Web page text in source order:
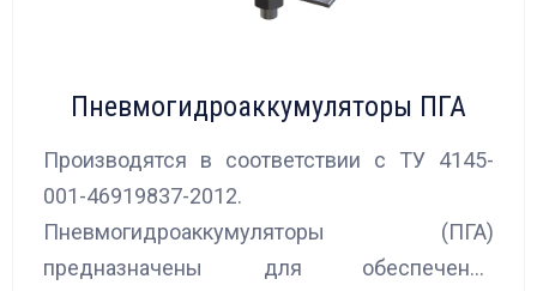
Пневмогидроаккумуляторы ПГА
Производятся в соответствии с ТУ 4145-
001-46919837-2012.
Пневмогидроаккумуляторы (ПГА)
предназначены для обеспечения